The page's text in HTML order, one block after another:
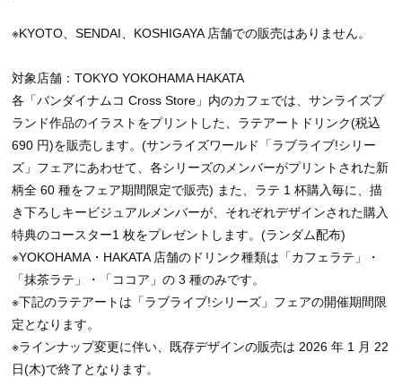
※KYOTO、SENDAI、KOSHIGAYA 店舗での販売はありません。
対象店舗：TOKYO YOKOHAMA HAKATA
各「バンダイナムコ Cross Store」内のカフェでは、サンライズブ
ランド作品のイラストをプリントした、ラテアートドリンク(税込
690 円)を販売します。(サンライズワールド「ラブライブ!シリー
ズ」フェアにあわせて、各シリーズのメンバーがプリントされた新
柄全 60 種をフェア期間限定で販売) また、ラテ 1 杯購入毎に、描
き下ろしキービジュアルメンバーが、それぞれデザインされた購入
特典のコースター1 枚をプレゼントします。(ランダム配布)
※YOKOHAMA・HAKATA 店舗のドリンク種類は「カフェラテ」・
「抹茶ラテ」・「ココア」の 3 種のみです。
※下記のラテアートは「ラブライブ!シリーズ」フェアの開催期間限
定となります。
※ラインナップ変更に伴い、既存デザインの販売は 2026 年 1 月 22
日(木)で終了となります。